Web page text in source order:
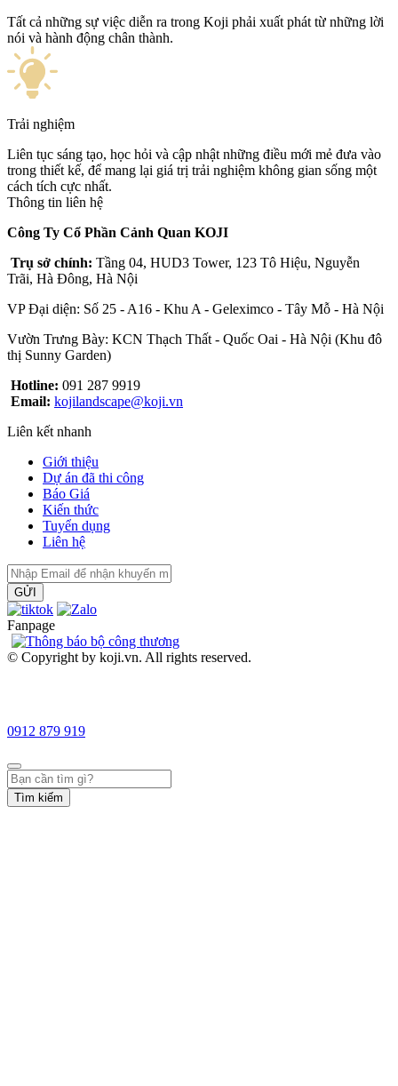
Tất cả những sự việc diễn ra trong Koji phải xuất phát từ những lời
nói và hành động chân thành.
Trải nghiệm
Liên tục sáng tạo, học hỏi và cập nhật những điều mới mẻ đưa vào
trong thiết kế, để mang lại giá trị trải nghiệm không gian sống một
cách tích cực nhất.
Thông tin liên hệ
Công Ty Cổ Phần Cảnh Quan KOJI
Trụ sở chính: Tầng 04, HUD3 Tower, 123 Tô Hiệu, Nguyễn
Trãi, Hà Đông, Hà Nội
VP Đại diện: Số 25 - A16 - Khu A - Geleximco - Tây Mỗ - Hà Nội
Vườn Trưng Bày: KCN Thạch Thất - Quốc Oai - Hà Nội (Khu đô
thị Sunny Garden)
Hotline: 091 287 9919
Email: kojilandscape@koji.vn
Liên kết nhanh
Giới thiệu
Dự án đã thi công
Báo Giá
Kiến thức
Tuyển dụng
Liên hệ
GỬI
Fanpage
© Copyright by koji.vn. All rights reserved.
0912 879 919
Tìm kiếm